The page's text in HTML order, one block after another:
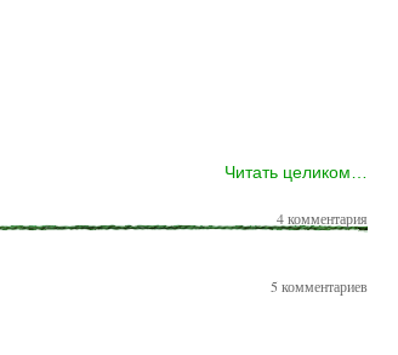
Читать целиком…
4 комментария
5 комментариев